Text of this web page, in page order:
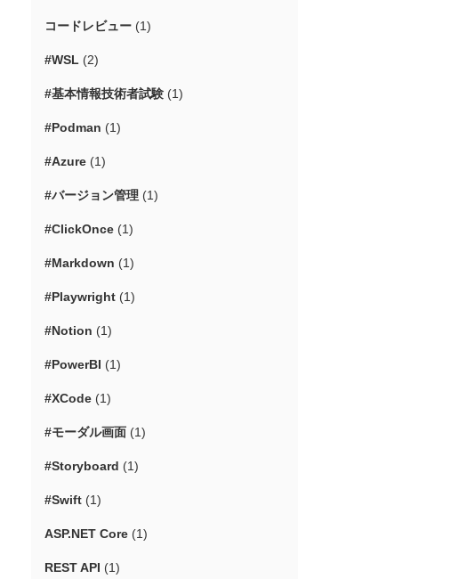
コードレビュー (1)
#WSL (2)
#基本情報技術者試験 (1)
#Podman (1)
#Azure (1)
#バージョン管理 (1)
#ClickOnce (1)
#Markdown (1)
#Playwright (1)
#Notion (1)
#PowerBI (1)
#XCode (1)
#モーダル画面 (1)
#Storyboard (1)
#Swift (1)
ASP.NET Core (1)
REST API (1)